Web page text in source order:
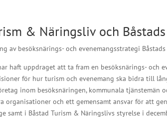
& Näringsliv och
av besöksnärings- och evenemangsstrategi
haft uppdraget att ta fram en besöksnärings- och
för hur turism och evenemang ska bidra till
inom besöksnäringen, kommunala
organisationer och ett gemensamt ansvar för att
samt i Båstad Turism & Näringslivs styrelse i